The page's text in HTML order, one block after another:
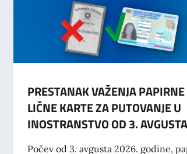
PRESTANAK VAŽENJA PAPIRNE
LIČNE KARTE ZA PUTOVANJE U
INOSTRANSTVO OD 3. AVGUSTA
Počev od 3. avgusta 2026. godine,